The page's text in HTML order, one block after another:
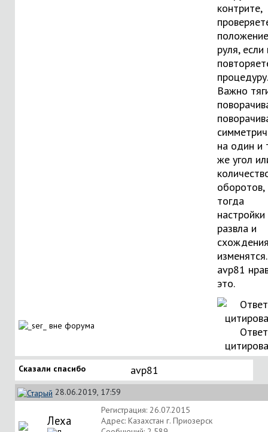
контрите,
положение
руля,
процедуру.
Важно
на один и
же угол
оборотов,
тогда
настройки
развла и
изменятся.
avp81
это.
Сказали спасибо avp81
28.06.2019, 17:59
Леха
Регистрация: 26.07.2015
Адрес: Казахстан г. Приозерск